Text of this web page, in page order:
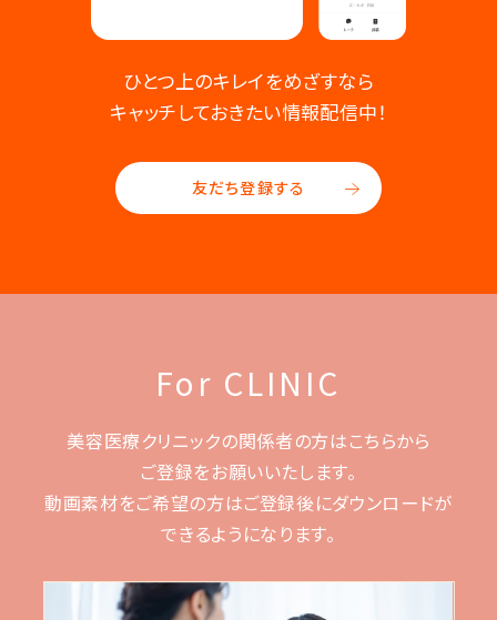
ひとつ上のキレイをめざすなら
キャッチしておきたい情報配信中！
友だち登録する
For CLINIC
美容医療クリニックの関係者の方はこちらから
ご登録をお願いいたします。
動画素材をご希望の方はご登録後にダウンロードが
できるようになります。